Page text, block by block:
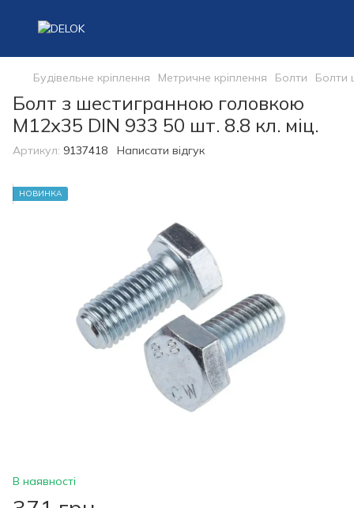
Будівельне кріплення Метричне кріплення Болти Болти
Болт з шестигранною головкою
М12х35 DIN 933 50 шт. 8.8 кл. міц.
Артикул: 9137418 Написати відгук
НОВИНКА
В наявності